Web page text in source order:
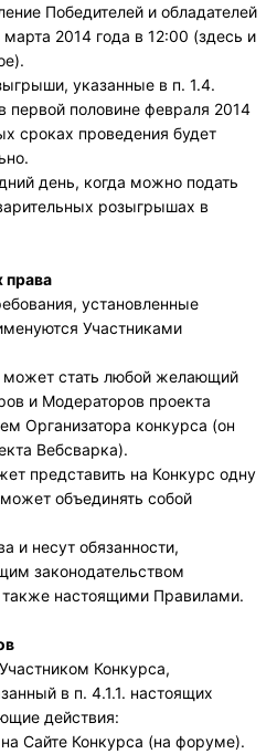
Победителей и обладателей
2014 года в 12:00 (здесь и
указанные в п. 1.4.
первой половине февраля 2014
сроках проведения будет
день, когда можно подать
розыгрышах в
права
установленные
Участниками
может стать любой желающий
и Модераторов проекта
Организатора конкурса (он
Вебсварка).
представить на Конкурс одну
объединять собой
и несут обязанности,
законодательством
настоящими Правилами.
Конкурса,
в п. 4.1.1. настоящих
действия:
на Сайте Конкурса (на форуме).